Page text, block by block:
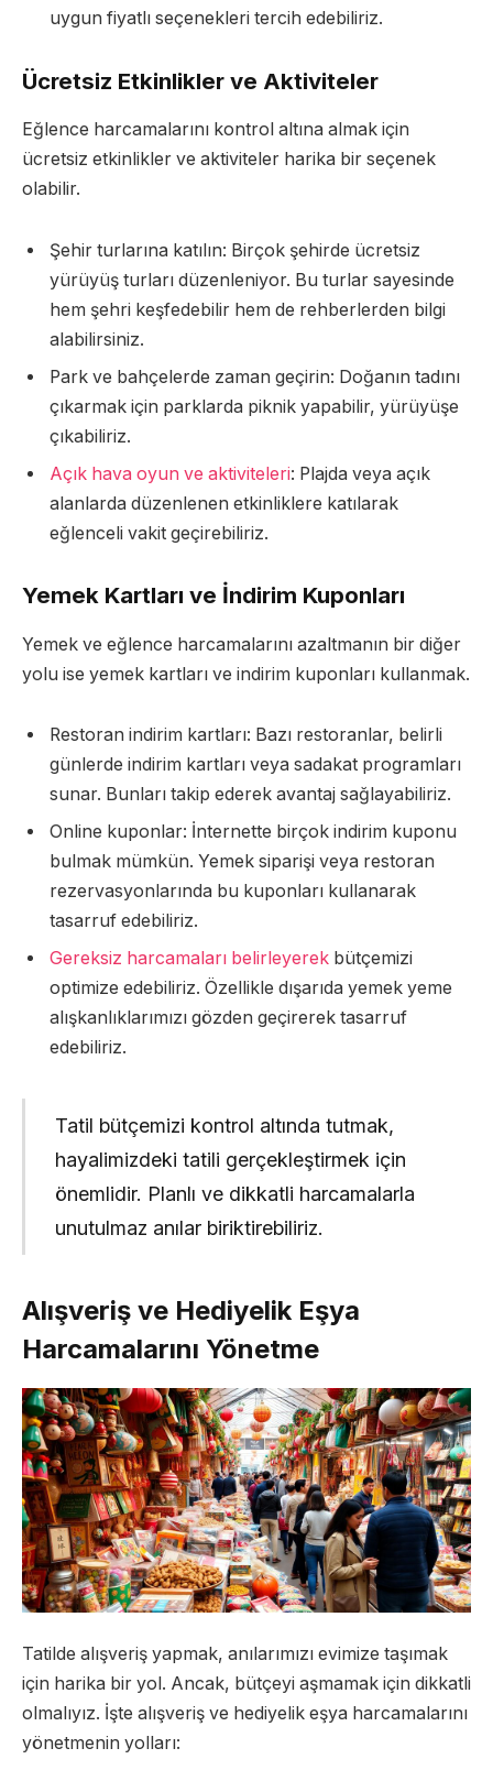
uygun fiyatlı seçenekleri tercih edebiliriz.
Ücretsiz Etkinlikler ve Aktiviteler
Eğlence harcamalarını kontrol altına almak için
ücretsiz etkinlikler ve aktiviteler harika bir seçenek
olabilir.
Şehir turlarına katılın: Birçok şehirde ücretsiz
yürüyüş turları düzenleniyor. Bu turlar sayesinde
hem şehri keşfedebilir hem de rehberlerden bilgi
alabilirsiniz.
Park ve bahçelerde zaman geçirin: Doğanın tadını
çıkarmak için parklarda piknik yapabilir, yürüyüşe
çıkabiliriz.
Açık hava oyun ve aktiviteleri: Plajda veya açık
alanlarda düzenlenen etkinliklere katılarak
eğlenceli vakit geçirebiliriz.
Yemek Kartları ve İndirim Kuponları
Yemek ve eğlence harcamalarını azaltmanın bir diğer
yolu ise yemek kartları ve indirim kuponları kullanmak.
Restoran indirim kartları: Bazı restoranlar, belirli
günlerde indirim kartları veya sadakat programları
sunar. Bunları takip ederek avantaj sağlayabiliriz.
Online kuponlar: İnternette birçok indirim kuponu
bulmak mümkün. Yemek siparişi veya restoran
rezervasyonlarında bu kuponları kullanarak
tasarruf edebiliriz.
Gereksiz harcamaları belirleyerek bütçemizi
optimize edebiliriz. Özellikle dışarıda yemek yeme
alışkanlıklarımızı gözden geçirerek tasarruf
edebiliriz.
Tatil bütçemizi kontrol altında tutmak,
hayalimizdeki tatili gerçekleştirmek için
önemlidir. Planlı ve dikkatli harcamalarla
unutulmaz anılar biriktirebiliriz.
Alışveriş ve Hediyelik Eşya
Harcamalarını Yönetme
Tatilde alışveriş yapmak, anılarımızı evimize taşımak
için harika bir yol. Ancak, bütçeyi aşmamak için dikkatli
olmalıyız. İşte alışveriş ve hediyelik eşya harcamalarını
yönetmenin yolları: